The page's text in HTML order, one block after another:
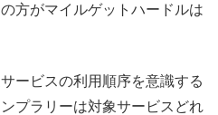
方がマイルゲットハードルは
ービスの利用順序を意識する
プラリーは対象サービスどれ